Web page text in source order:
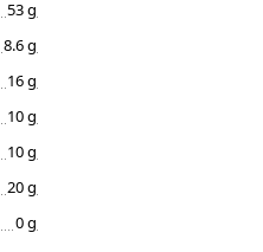
53 g
8.6 g
16 g
10 g
10 g
20 g
0 g